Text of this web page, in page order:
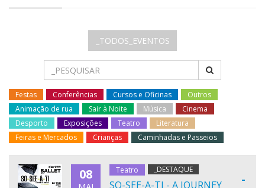
_TODOS_EVENTOS
Festas Conferências Cursos e Oficinas
Outros
Animação de rua
Sair à Noite Música
Cinema
Desporto
Exposições Teatro
Literatura
Feiras e Mercados
Crianças Caminhadas e Passeios
-
08 Teatro _DESTAQUE
SO-SEE-A-TI - A JOURNEY